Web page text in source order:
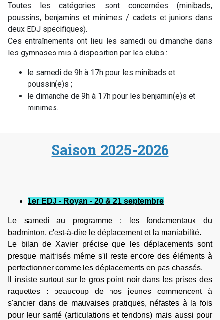
Toutes les catégories sont concernées (minibads,
poussins, benjamins et minimes / cadets et juniors dans
deux EDJ specifiques).
Ces entraînements ont lieu les samedi ou dimanche dans
les gymnases mis à disposition par les clubs :
le samedi de 9h à 17h pour les minibads et
poussin(e)s ;
le dimanche de 9h à 17h pour les benjamin(e)s et
minimes.
Saison 2025-2026
1er EDJ - Royan - 20 & 21 septembre
Le samedi au programme :
les fondamentaux du
badminton, c'est-à-dire le déplacement et la maniabilité.
Le bilan de Xavier précise que les déplacements sont
presque maitrisés même s'il reste encore des éléments à
perfectionner comme les déplacements en pas chassés.
Il insiste surtout sur le gros point noir dans les prises des
raquettes : beaucoup de nos jeunes commencent à
s'ancrer dans de mauvaises pratiques, néfastes à la fois
pour leur santé (articulations et tendons) mais aussi pour